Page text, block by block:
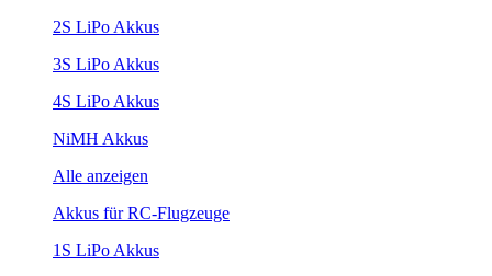
2S LiPo Akkus
3S LiPo Akkus
4S LiPo Akkus
NiMH Akkus
Alle anzeigen
Akkus für RC-Flugzeuge
1S LiPo Akkus